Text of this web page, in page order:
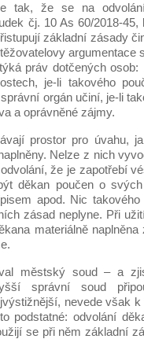
tak, že se na
čj. 10 As 60/2018-
základní zásady
argumentace
práv dotčených osob:
je-li takového
orgán učiní, je-li
a oprávněné zájmy.
prostor pro úvahu,
Nelze z nich
že je zapotřebí
děkan poučen o
apod. Nic
zásad neplyne. Při
materiálně
městský soud – a
správní soud
nevede však
podstatné: odvolání
se při něm základní